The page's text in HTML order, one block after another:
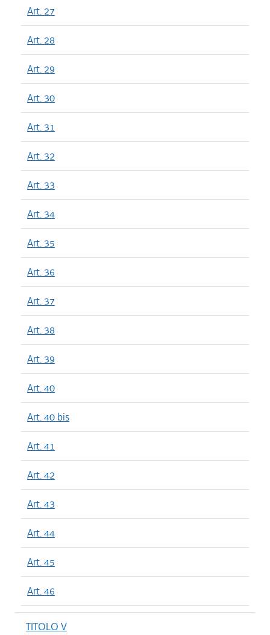
Art. 27
Art. 28
Art. 29
Art. 30
Art. 31
Art. 32
Art. 33
Art. 34
Art. 35
Art. 36
Art. 37
Art. 38
Art. 39
Art. 40
Art. 40 bis
Art. 41
Art. 42
Art. 43
Art. 44
Art. 45
Art. 46
TITOLO V